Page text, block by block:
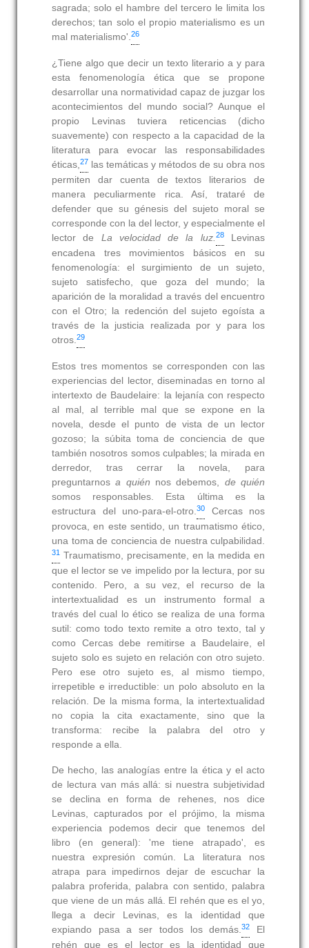
sagrada; solo el hambre del tercero le limita los
derechos; tan solo el propio materialismo es un
mal materialismo'.26
¿Tiene algo que decir un texto literario a y para
esta fenomenología ética que se propone
desarrollar una normatividad capaz de juzgar los
acontecimientos del mundo social? Aunque el
propio Levinas tuviera reticencias (dicho
suavemente) con respecto a la capacidad de la
literatura para evocar las responsabilidades
éticas,27 las temáticas y métodos de su obra nos
permiten dar cuenta de textos literarios de
manera peculiarmente rica. Así, trataré de
defender que su génesis del sujeto moral se
corresponde con la del lector, y especialmente el
lector de La velocidad de la luz.28Levinas
encadena tres movimientos básicos en su
fenomenología: el surgimiento de un sujeto,
sujeto satisfecho, que goza del mundo; la
aparición de la moralidad a través del encuentro
con el Otro; la redención del sujeto egoísta a
través de la justicia realizada por y para los
otros.29
Estos tres momentos se corresponden con las
experiencias del lector, diseminadas en torno al
intertexto de Baudelaire: la lejanía con respecto
al mal, al terrible mal que se expone en la
novela, desde el punto de vista de un lector
gozoso; la súbita toma de conciencia de que
también nosotros somos culpables; la mirada en
derredor, tras cerrar la novela, para
preguntarnosa quién nos debemos, de quién
somos responsables. Esta última es la
estructura del uno-para-el-otro.30
Cercas nos
provoca, en este sentido, un traumatismo ético,
una toma de conciencia de nuestra culpabilidad.
31 Traumatismo, precisamente, en la medida en
que el lector se ve impelido por la lectura, por su
contenido. Pero, a su vez, el recurso de la
intertextualidad es un instrumento formal a
través del cual lo ético se realiza de una forma
sutil: como todo texto remite a otro texto, tal y
como Cercas debe remitirse a Baudelaire, el
sujeto solo es sujeto en relación con otro sujeto.
Pero ese otro sujeto es, al mismo tiempo,
irrepetible e irreductible: un polo absoluto en la
relación. De la misma forma, la intertextualidad
no copia la cita exactamente, sino que la
transforma: recibe la palabra del otro y
responde a ella.
De hecho, las analogías entre la ética y el acto
de lectura van más allá: si nuestra subjetividad
se declina en forma de rehenes, nos dice
Levinas, capturados por el prójimo, la misma
experiencia podemos decir que tenemos del
libro (en general): 'me tiene atrapado', es
nuestra expresión común. La literatura nos
atrapa para impedirnos dejar de escuchar la
palabra proferida, palabra con sentido, palabra
que viene de un más allá. El rehén que es el yo,
llega a decir Levinas, es la identidad que
expiando pasa a ser todos los demás.32
El
rehén que es el lector es la identidad que